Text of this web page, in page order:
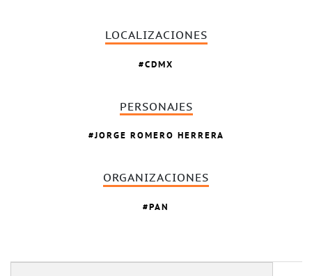
LOCALIZACIONES
CDMX
PERSONAJES
JORGE ROMERO HERRERA
ORGANIZACIONES
PAN